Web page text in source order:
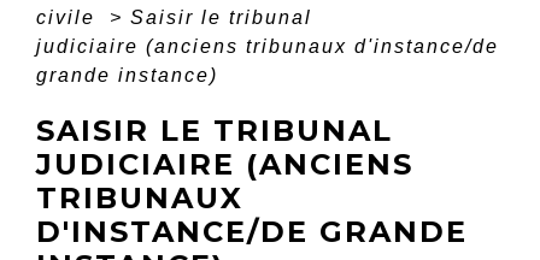
civile
> Saisir le tribunal
judiciaire (anciens tribunaux d'instance/de
grande instance)
SAISIR LE TRIBUNAL
JUDICIAIRE (ANCIENS
TRIBUNAUX
D'INSTANCE/DE GRANDE